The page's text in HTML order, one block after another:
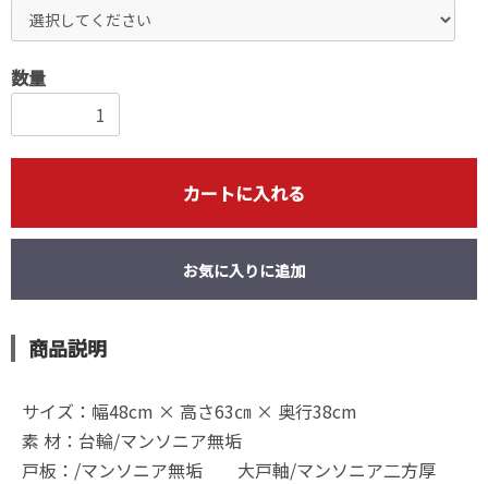
数量
カートに入れる
お気に入りに追加
商品説明
サイズ：幅48cm × 高さ63㎝ × 奥行38cm
素 材：台輪/マンソニア無垢
戸板：/マンソニア無垢 大戸軸/マンソニア二方厚